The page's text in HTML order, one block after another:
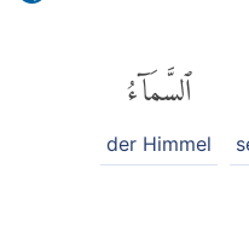
ٱلسَّمَآءُ
der Himmel